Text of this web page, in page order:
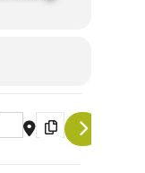
Address - Gottesdienste
Destination